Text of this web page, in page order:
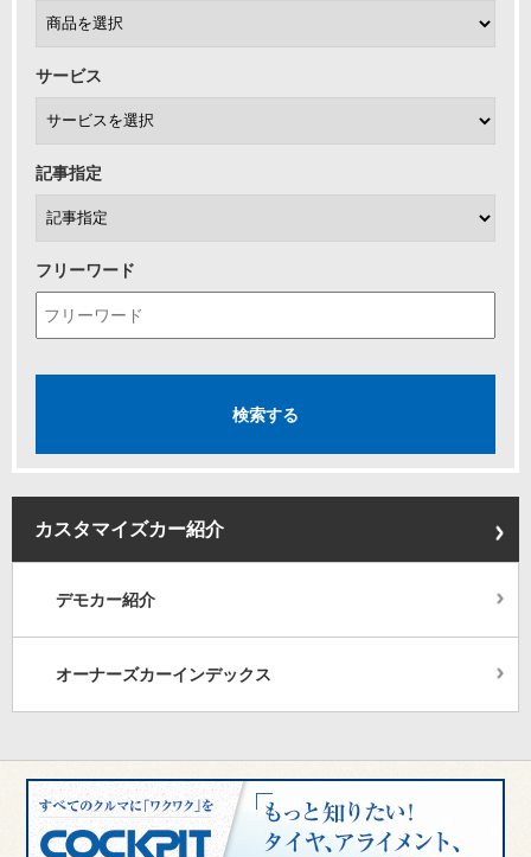
サービス
記事指定
フリーワード
カスタマイズカー紹介
デモカー紹介
オーナーズカーインデックス